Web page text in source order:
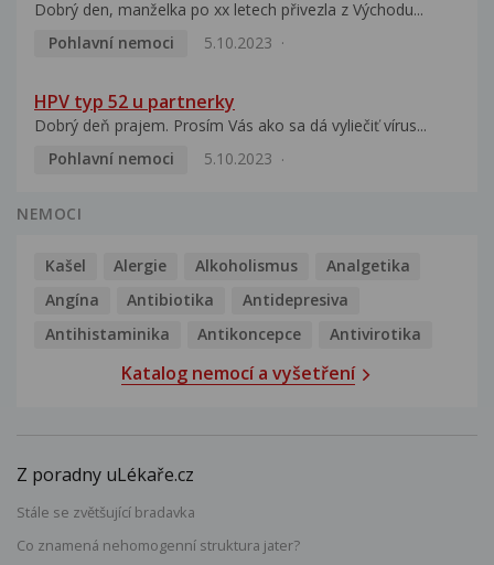
Dobrý den, manželka po xx letech přivezla z Východu...
Pohlavní nemoci
5.10.2023
HPV typ 52 u partnerky
Dobrý deň prajem. Prosím Vás ako sa dá vyliečiť vírus...
Pohlavní nemoci
5.10.2023
NEMOCI
Kašel Alergie Alkoholismus
Analgetika
Angína
Antibiotika
Antidepresiva
Antihistaminika
Antikoncepce Antivirotika
Katalog nemocí a vyšetření
Z poradny uLékaře.cz
Stále se zvětšující bradavka
Co znamená nehomogenní struktura jater?